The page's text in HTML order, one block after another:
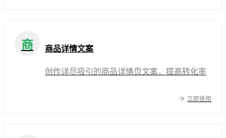
商 商品详情文案
创作详尽吸引的商品详情页文案，提高转化率
立即使用